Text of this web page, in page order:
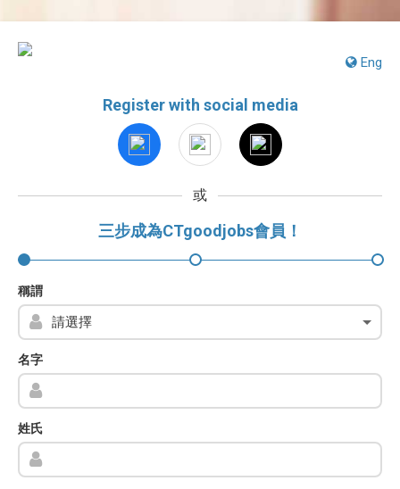
Eng
Register with social media
或
三步成為CTgoodjobs會員！
稱謂
名字
姓氏